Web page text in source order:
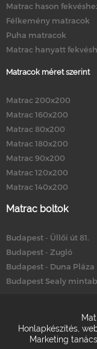
Matrac hason
Félkemény matracok
Puha matracok
Matrac hanyatt
Matracok méret szerint
Matrac 200x200
Matrac 160x200
Matrac 80x200
Matrac 180x200
Matrac 90x200
Matrac 120x200
Matrac 140x200
Matrac boltok
Budapest - Üllői út 81.
Budapest - Zugló
Budapest - Duna Pláza
Budapest Sealy
Honlapkészítés
Marketing